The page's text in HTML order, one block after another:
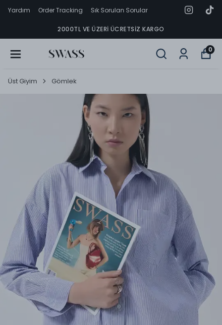
Yardım Order Tracking Sık Sorulan Sorular
2000TL VE ÜZERI ÜCRETSIZ KARGO
0
Üst Giyim Gömlek